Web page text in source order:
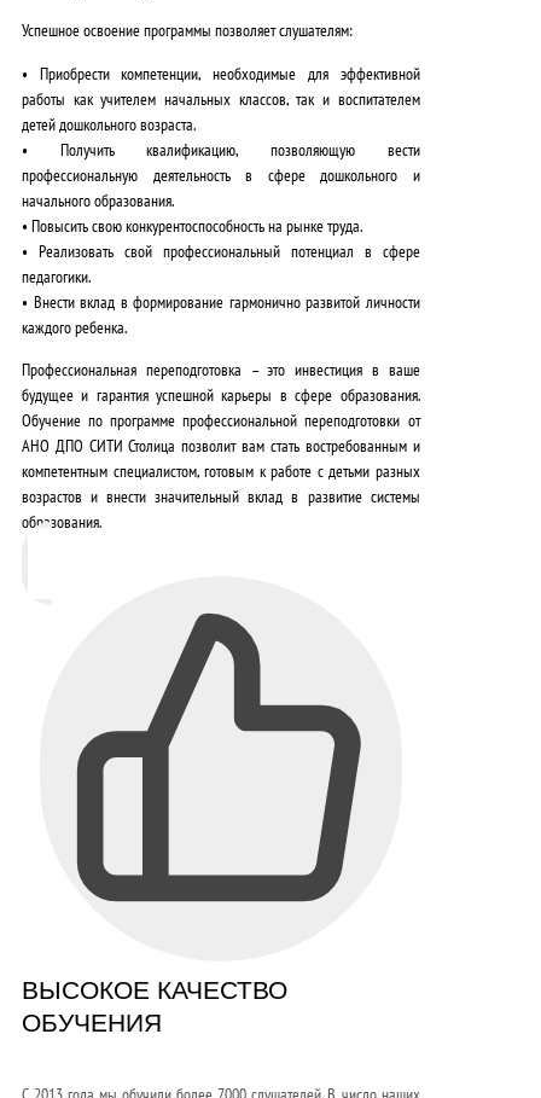
Успешное освоение программы позволяет слушателям:
• Приобрести компетенции, необходимые для эффективной
работы как учителем начальных классов, так и воспитателем
детей дошкольного возраста.
• Получить квалификацию, позволяющую вести
профессиональную деятельность в сфере дошкольного и
начального образования.
• Повысить свою конкурентоспособностьна рынке труда.
• Реализовать свой профессиональный потенциал в сфере
педагогики.
• Внести вклад в формирование гармонично развитой личности
каждого ребенка.
Профессиональная переподготовка – это инвестиция в ваше
будущее и гарантия успешной карьеры в сфере образования.
Обучение по программе профессиональной переподготовки от
АНО ДПО СИТИ Столица позволит вам стать востребованным и
компетентным специалистом, готовым к работе с детьми разных
возрастов и внести значительный вклад в развитие системы
образования.
ВЫСОКОЕ КАЧЕСТВО
ОБУЧЕНИЯ